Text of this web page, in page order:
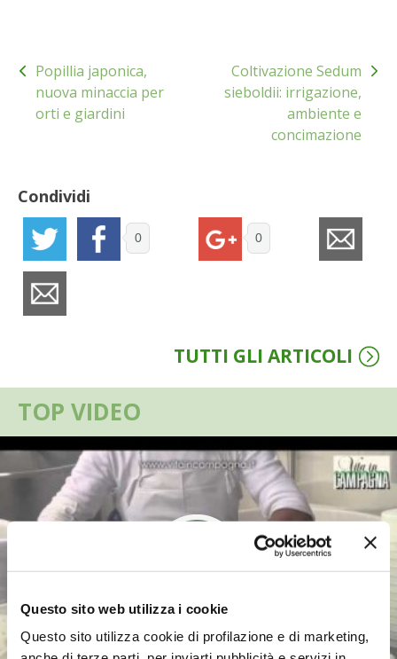
Questo sito web utilizza i cookie
Questo sito utilizza cookie di profilazione e di marketing,
IL MIO ORTO
ANIMALI UMANI E NON UMANI
COLTIVARE L’OLIVO
CORMIK
VIGNETO BIO
GARDENA
VERONESI
RIMANI A CONTATTO CON LA NATURA
CRESCERE INSIEME
VITA IN CAMPAGNA LA FIERA
NATURALMENTE
articoli
Popillia japonica,
nuova minaccia per
orti e giardini
Coltivazione Sedum
sieboldii: irrigazione,
ambiente e
concimazione
Condividi
0 0
TUTTI GLI ARTICOLI
TOP VIDEO